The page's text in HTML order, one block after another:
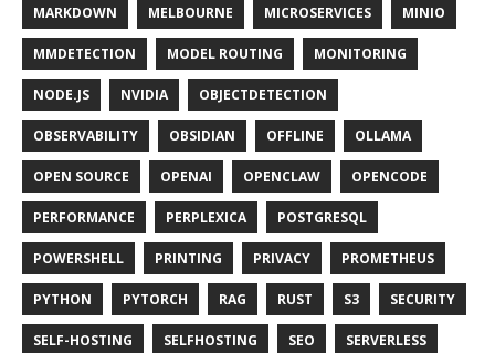
MARKDOWN MELBOURNE MICROSERVICES MINIO
MMDETECTION MODEL ROUTING MONITORING
NODE.JS NVIDIA OBJECTDETECTION
OBSERVABILITY OBSIDIAN OFFLINE OLLAMA
OPEN SOURCE OPENAI OPENCLAW OPENCODE
PERFORMANCE PERPLEXICA POSTGRESQL
POWERSHELL PRINTING PRIVACY PROMETHEUS
PYTHON PYTORCH RAG RUST S3 SECURITY
SELF-HOSTING SELFHOSTING SEO SERVERLESS